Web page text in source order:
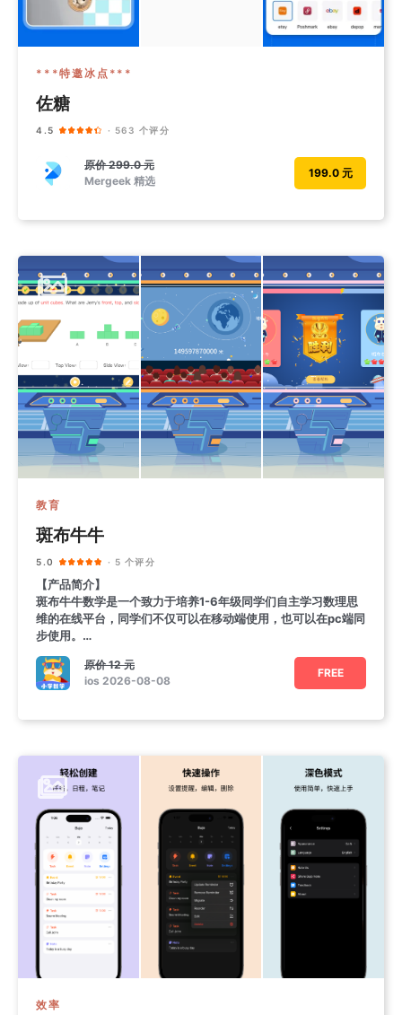
***特邀冰点***
佐糖
4.5 · 563 个评分
原价299.0 元
Mergeek 精选
199.0 元
教育
斑布牛牛
5.0 · 5 个评分
【产品简介】
斑布牛牛数学是一个致力于培养1-6年级同学们自主学习数理思
维的在线平台，同学们不仅可以在移动端使用，也可以在pc端同
步使用。
【功能特色】
1. CPA模型原价12 元
ios 2026-08-08
FREE
效率